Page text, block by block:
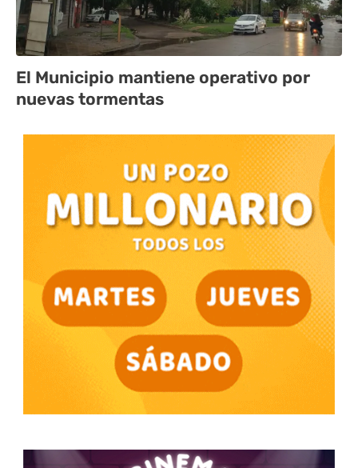
El Municipio mantiene operativo por
nuevas tormentas